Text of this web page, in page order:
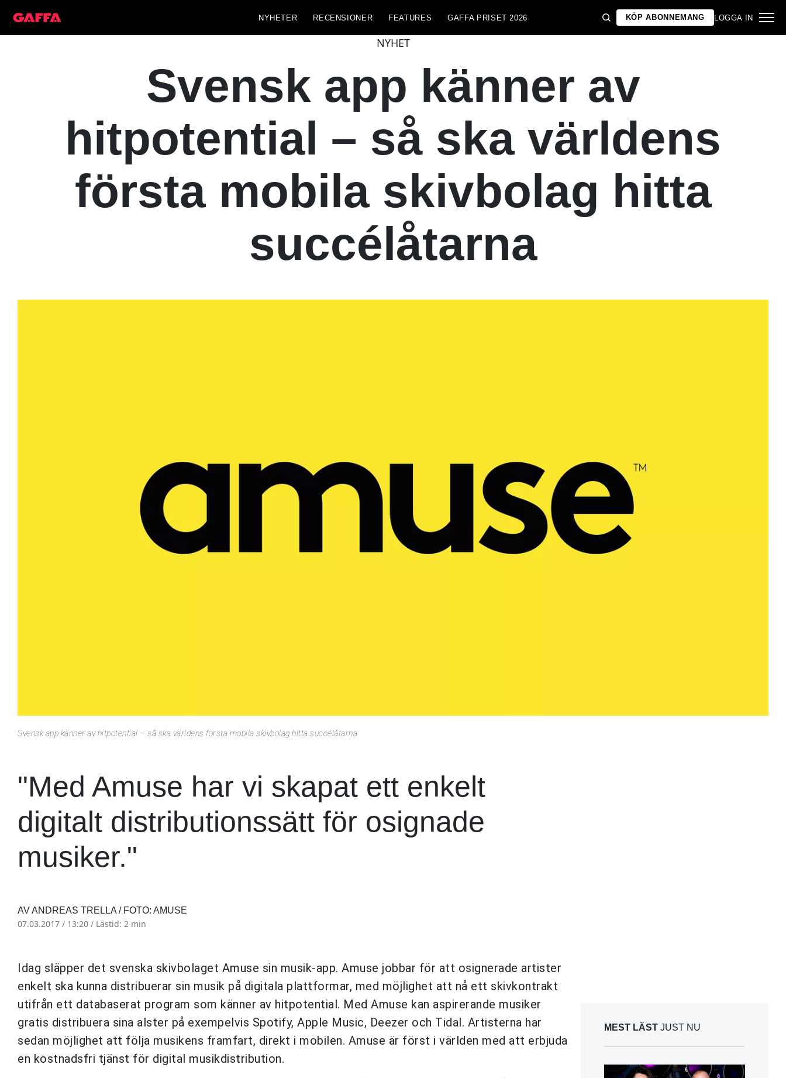
NYHETER RECENSIONER FEATURES GAFFA PRISET 2026 KÖP ABONNEMANG LOGGA IN
NYHET
Svensk app känner av
hitpotential – så ska världens
första mobila skivbolag hitta
succélåtarna
Svensk app känner av hitpotential – så ska världens första mobila skivbolag hitta succélåtarna
"Med Amuse har vi skapat ett enkelt
digitalt distributionssätt för osignade
musiker."
AV ANDREAS TRELLA / FOTO: AMUSE
07.03.2017 / 13:20 / Lästid: 2 min
Idag släpper det svenska skivbolaget Amuse sin musik-app. Amuse jobbar för att osignerade artister
enkelt ska kunna distribuerar sin musik på digitala plattformar, med möjlighet att nå ett skivkontrakt
utifrån ett databaserat program som känner av hitpotential. Med Amuse kan aspirerande musiker
gratis distribuera sina alster på exempelvis Spotify, Apple Music, Deezer och Tidal. Artisterna har
sedan möjlighet att följa musikens framfart, direkt i mobilen. Amuse är först i världen med att erbjuda
en kostnadsfri tjänst för digital musikdistribution.
MEST LÄST JUST NU